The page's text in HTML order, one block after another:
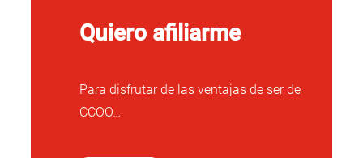
Quiero afiliarme
Para disfrutar de las ventajas de ser de
CCOO…